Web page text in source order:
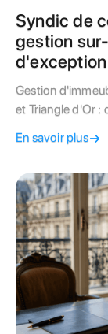
Syndic de
gestion
d'exception
Gestion
et Triangle d'Or :
8. Expertise DPE
En savoir plus